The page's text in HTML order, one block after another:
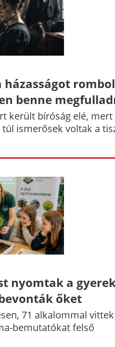
házasságot
benne
került bíróság elé, mert
túl ismerősek voltak a
nyomtak a
őket
71 alkalommal vittek
bemutatókat felső